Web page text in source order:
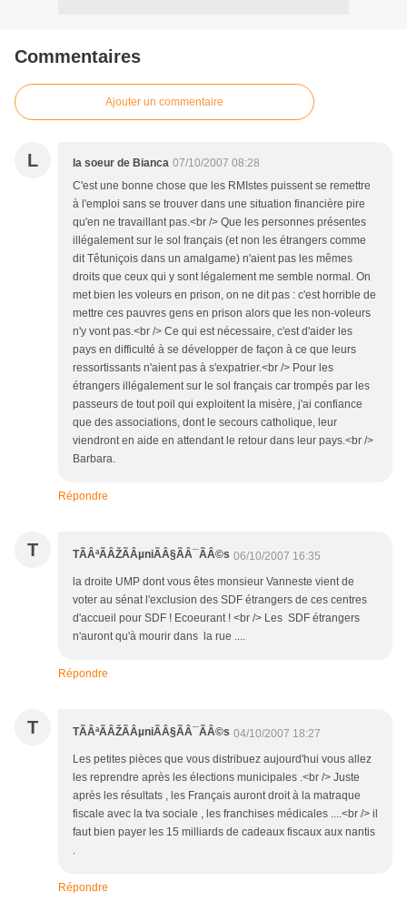
Commentaires
Ajouter un commentaire
L la soeur de Bianca 07/10/2007 08:28
C'est une bonne chose que les RMIstes puissent se remettre
à l'emploi sans se trouver dans une situation financière pire
qu'en ne travaillant pas.<br /> Que les personnes présentes
illégalement sur le sol français (et non les étrangers comme
dit Têtuniçois dans un amalgame) n'aient pas les mêmes
droits que ceux qui y sont légalement me semble normal. On
met bien les voleurs en prison, on ne dit pas : c'est horrible de
mettre ces pauvres gens en prison alors que les non-voleurs
n'y vont pas.<br /> Ce qui est nécessaire, c'est d'aider les
pays en difficulté à se développer de façon à ce que leurs
ressortissants n'aient pas à s'expatrier.<br /> Pour les
étrangers illégalement sur le sol français car trompés par les
passeurs de tout poil qui exploitent la misère, j'ai confiance
que des associations, dont le secours catholique, leur
viendront en aide en attendant le retour dans leur pays.<br />
Barbara.
Répondre
T TÃÂªÃÂŽÃÂµniÃÂ§ÃÂ¯ÃÂ©s 06/10/2007 16:35
la droite UMP dont vous êtes monsieur Vanneste vient de
voter au sénat l'exclusion des SDF étrangers de ces centres
d'accueil pour SDF ! Ecoeurant ! <br /> Les SDF étrangers
n'auront qu'à mourir dans la rue ....
Répondre
T TÃÂªÃÂŽÃÂµniÃÂ§ÃÂ¯ÃÂ©s 04/10/2007 18:27
Les petites pièces que vous distribuez aujourd'hui vous allez
les reprendre après les élections municipales .<br /> Juste
après les résultats , les Français auront droit à la matraque
fiscale avec la tva sociale , les franchises médicales ....<br /> il
faut bien payer les 15 milliards de cadeaux fiscaux aux nantis
.
Répondre